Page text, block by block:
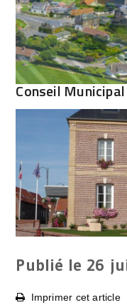
Conseil
Publié le 26
Imprimer cet article